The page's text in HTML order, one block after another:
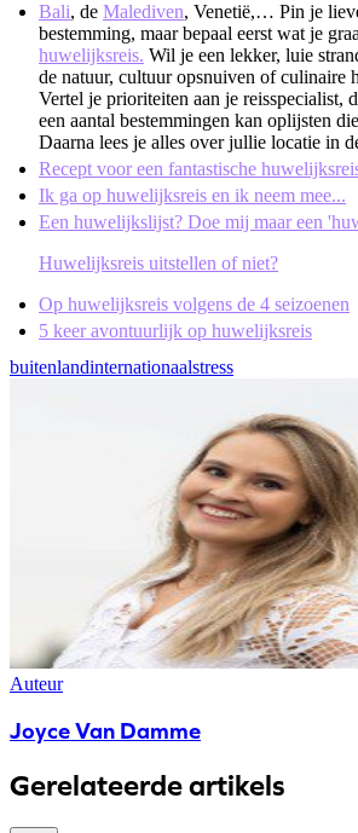
Bali, de Malediven, Venetië,… Pin je
bestemming, maar bepaal eerst wat je
huwelijksreis. Wil je een lekker, luie
de natuur, cultuur opsnuiven of culinaire
Vertel je prioriteiten aan je reisspecialist,
een aantal bestemmingen kan oplijsten
Daarna lees je alles over jullie locatie in
Recept voor een fantastische
Ik ga op huwelijksreis en ik neem mee...
Een huwelijkslijst? Doe mij maar een
Huwelijksreis uitstellen of niet?
Op huwelijksreis volgens de 4 seizoenen
5 keer avontuurlijk op huwelijksreis
buitenlandinternationaalstress
Auteur
Joyce Van Damme
Gerelateerde artikels